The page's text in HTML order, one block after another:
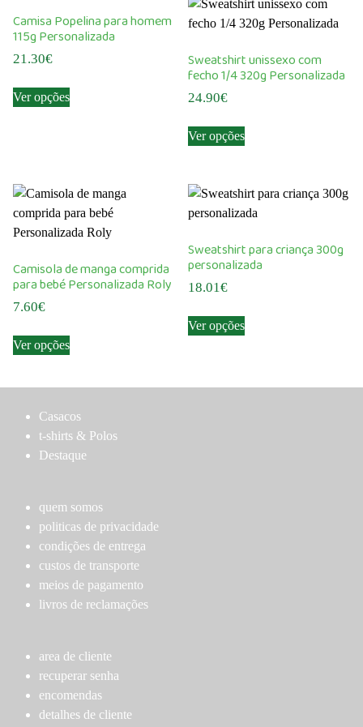
Camisa Popelina para homem
115g Personalizada
21.30€
Ver opçõesproduct
options
may
be
on
page
Sweatshirt unissexo com
fecho 1/4 320g Personalizada
24.90€
Ver opçõesproduct
variants.
The
may
on
the
Camisola de manga comprida
para bebé Personalizada Roly
7.60€
Ver opçõesproduct
multiple
The
chosen
on
the
product
page
Sweatshirt para criança 300g
personalizada
18.01€
Ver opçõesproduct
variants.
Casacos
t-shirts & Polos
Destaque
quem somos
politicas de privacidade
condições de entrega
custos de transporte
meios de pagamento
livros de reclamações
area de cliente
recuperar senha
encomendas
detalhes de cliente